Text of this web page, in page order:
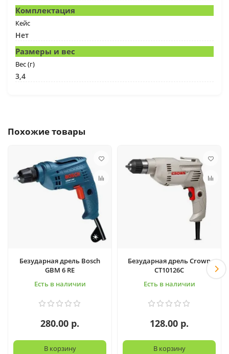
Комплектация
Кейс
Нет
Размеры и вес
Вес (г)
3,4
Похожие товары
Безударная дрель Bosch
GBM 6 RE
Есть в наличии
280.00 р.
В корзину
Безударная дрель Crown
CT10126C
Есть в наличии
128.00 р.
В корзину